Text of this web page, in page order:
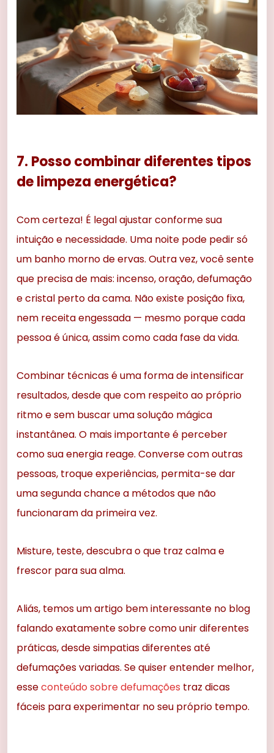
7. Posso combinar diferentes tipos
de limpeza energética?
Com certeza! É legal ajustar conforme sua
intuição e necessidade. Uma noite pode pedir só
um banho morno de ervas. Outra vez, você sente
que precisa de mais: incenso, oração, defumação
e cristal perto da cama. Não existe posição fixa,
nem receita engessada — mesmo porque cada
pessoa é única, assim como cada fase da vida.
Combinar técnicas é uma forma de intensificar
resultados, desde que com respeito ao próprio
ritmo e sem buscar uma solução mágica
instantânea. O mais importante é perceber
como sua energia reage. Converse com outras
pessoas, troque experiências, permita-se dar
uma segunda chance a métodos que não
funcionaram da primeira vez.
Misture, teste, descubra o que traz calma e
frescor para sua alma.
Aliás, temos um artigo bem interessante no blog
falando exatamente sobre como unir diferentes
práticas, desde simpatias diferentes até
defumações variadas. Se quiser entender melhor,
esseconteúdo sobre defumações traz dicas
fáceis para experimentar no seu próprio tempo.